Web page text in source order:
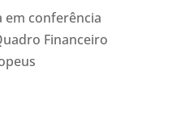
em conferência
Financeiro